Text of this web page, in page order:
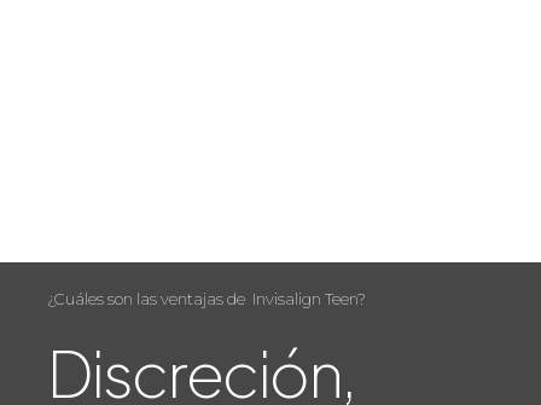
¿Cuáles son las ventajas de Invisalign Teen?
Discreción,